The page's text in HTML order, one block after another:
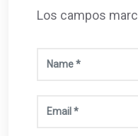
Los campos